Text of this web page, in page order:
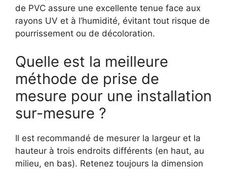
de PVC assure une excellente tenue face aux
rayons UV et à l’humidité, évitant tout risque de
pourrissement ou de décoloration.
Quelle est la meilleure
méthode de prise de
mesure pour une installation
sur-mesure ?
Il est recommandé de mesurer la largeur et la
hauteur à trois endroits différents (en haut, au
milieu, en bas). Retenez toujours la dimension